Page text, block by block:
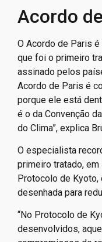
buscar nesse
aos desafios que só
Acordo
O Acordo de Paris é
que foi o primeiro
assinado pelos
porque ele está
é o da Convenção
do Clima”, explica
primeiro tratado, em
Protocolo de Kyoto,